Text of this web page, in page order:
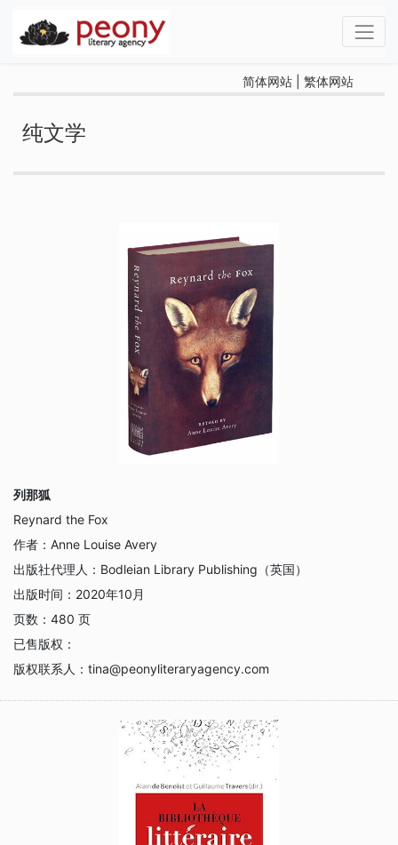
简体网站 繁体网站
纯文学
列那狐
Reynard the Fox
作者： Anne Louise Avery
出版社代理人： Bodleian Library Publishing（英国）
出版时间： 2020年10月
页数： 480 页
已售版权：
版权联系人： tina@peonyliteraryagency.com